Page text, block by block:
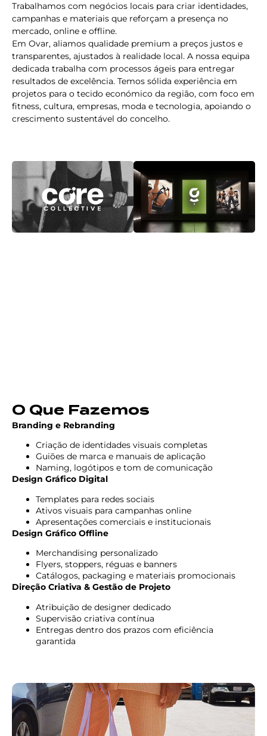
Trabalhamos com negócios locais para criar identidades,
campanhas e materiais que reforçam a presença no
mercado, online e offline.
Em Ovar, aliamos qualidade premium a preços justos e
transparentes, ajustados à realidade local. A nossa equipa
dedicada trabalha com processos ágeis para entregar
resultados de excelência. Temos sólida experiência em
projetos para o tecido económico da região, com foco em
fitness, cultura, empresas, moda e tecnologia, apoiando o
crescimento sustentável do concelho.
O Que Fazemos
Branding e Rebranding
Criação de identidades visuais completas
Guiões de marca e manuais de aplicação
Naming, logótipos e tom de comunicação
Design Gráfico Digital
Templates para redes sociais
Ativos visuais para campanhas online
Apresentações comerciais e institucionais
Design Gráfico Offline
Merchandising personalizado
Flyers, stoppers, réguas e banners
Catálogos, packaging e materiais promocionais
Direção Criativa & Gestão de Projeto
Atribuição de designer dedicado
Supervisão criativa contínua
Entregas dentro dos prazos com eficiência
garantida